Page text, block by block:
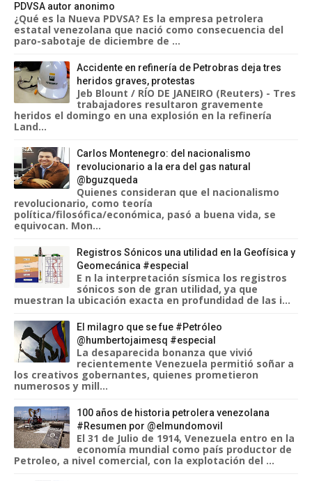
PDVSA autor anonimo
¿Qué es la Nueva PDVSA? Es la empresa petrolera
estatal venezolana que nació como consecuencia del
paro-sabotaje de diciembre de ...
Accidente en refinería de Petrobras deja tres
heridos graves, protestas
Jeb Blount / RÍO DE JANEIRO (Reuters) - Tres
trabajadores resultaron gravemente
heridos el domingo en una explosión en la refinería
Land...
Carlos Montenegro: del nacionalismo
revolucionario a la era del gas natural
@bguzqueda
Quienes consideran que el nacionalismo
revolucionario, como teoría
política/filosófica/económica, pasó a buena vida, se
equivocan. Mon...
Registros Sónicos una utilidad en la Geofísica y
Geomecánica #especial
E n la interpretación sísmica los registros
sónicos son de gran utilidad, ya que
muestran la ubicación exacta en profundidad de las i...
El milagro que se fue #Petróleo
@humbertojaimesq #especial
La desaparecida bonanza que vivió
recientemente Venezuela permitió soñar a
los creativos gobernantes, quienes prometieron
numerosos y mill...
100 años de historia petrolera venezolana
#Resumen por @elmundomovil
El 31 de Julio de 1914, Venezuela entro en la
economía mundial como país productor de
Petroleo, a nivel comercial, con la explotación del ...